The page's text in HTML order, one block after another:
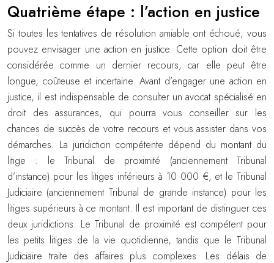
Quatrième étape : l’action en justice
Si toutes les tentatives de résolution amiable ont échoué, vous
pouvez envisager une action en justice. Cette option doit être
considérée comme un dernier recours, car elle peut être
longue, coûteuse et incertaine. Avant d’engager une action en
justice, il est indispensable de consulter un avocat spécialisé en
droit des assurances, qui pourra vous conseiller sur les
chances de succès de votre recours et vous assister dans vos
démarches. La juridiction compétente dépend du montant du
litige : le Tribunal de proximité (anciennement Tribunal
d’instance) pour les litiges inférieurs à 10 000 €, et le Tribunal
Judiciaire (anciennement Tribunal de grande instance) pour les
litiges supérieurs à ce montant. Il est important de distinguer ces
deux juridictions. Le Tribunal de proximité est compétent pour
les petits litiges de la vie quotidienne, tandis que le Tribunal
Judiciaire traite des affaires plus complexes. Les délais de